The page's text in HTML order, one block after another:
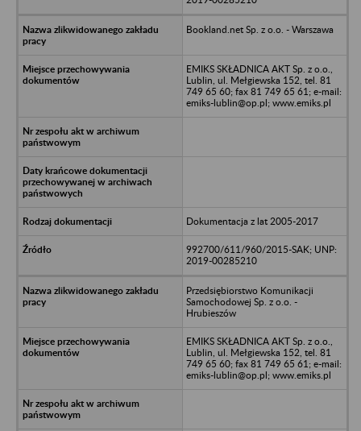
Bookland.net Sp. z o.o. - Warszawa
EMIKS SKŁADNICA AKT Sp. z o.o.,
Lublin, ul. Mełgiewska 152, tel. 81
749 65 60; fax 81 749 65 61; e-mail:
emiks-lublin@op.pl; www.emiks.pl
Dokumentacja z lat 2005-2017
992700/611/960/2015-SAK; UNP:
2019-00285210
Przedsiębiorstwo Komunikacji
Samochodowej Sp. z o.o. -
Hrubieszów
EMIKS SKŁADNICA AKT Sp. z o.o.,
Lublin, ul. Mełgiewska 152, tel. 81
749 65 60; fax 81 749 65 61; e-mail:
emiks-lublin@op.pl; www.emiks.pl